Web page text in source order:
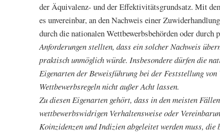
der Äquivalenz- und der Effektivitätsgrundsatz. Mit
es unvereinbar, an den Nachweis einer
durch die nationalen Wettbewerbsbehörden oder
Anforderungen stellten, dass ein solcher Nachweis
praktisch unmöglich würde. Insbesondere dürfen die
Eigenarten der Beweisführung bei der Feststellung von
Wettbewerbsregeln nicht außer Acht lassen.
Zu diesen Eigenarten gehört, dass in den meisten
wettbewerbswidrigen Verhaltensweise oder
Koinzidenzen und Indizien abgeleitet werden muss,